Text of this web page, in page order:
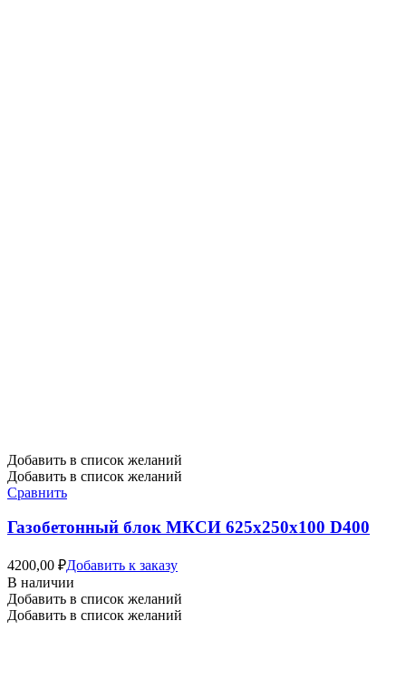
Добавить в список желаний
Добавить в список желаний
Сравнить
Газобетонный блок МКСИ 625х250х100 D400
4200,00 ₽Добавить к заказу
В наличии
Добавить в список желаний
Добавить в список желаний